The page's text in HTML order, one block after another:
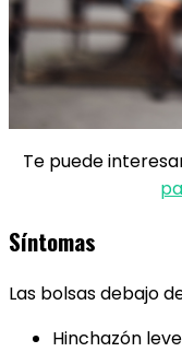
Te puede
Síntomas
Las bolsas debajo
Hinchazón leve